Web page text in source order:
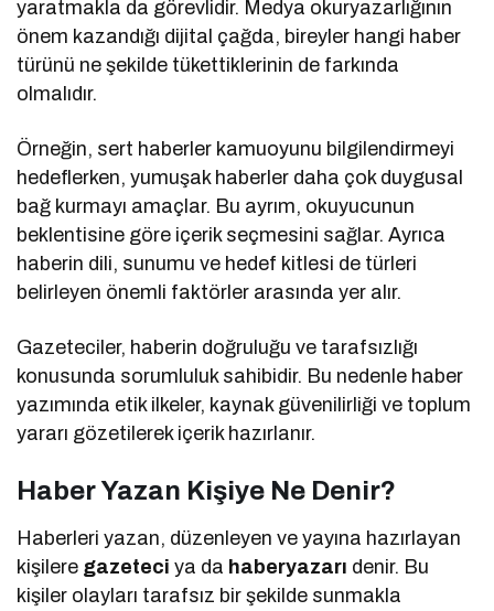
yaratmakla da görevlidir. Medya okuryazarlığının
önem kazandığı dijital çağda, bireyler hangi haber
türünü ne şekilde tükettiklerinin de farkında
olmalıdır.
Örneğin, sert haberler kamuoyunu bilgilendirmeyi
hedeflerken, yumuşak haberler daha çok duygusal
bağ kurmayı amaçlar. Bu ayrım, okuyucunun
beklentisine göre içerik seçmesini sağlar. Ayrıca
haberin dili, sunumu ve hedef kitlesi de türleri
belirleyen önemli faktörler arasında yer alır.
Gazeteciler, haberin doğruluğu ve tarafsızlığı
konusunda sorumluluk sahibidir. Bu nedenle haber
yazımında etik ilkeler, kaynak güvenilirliği ve toplum
yararı gözetilerek içerik hazırlanır.
Haber Yazan Kişiye Ne Denir?
Haberleri yazan, düzenleyen ve yayına hazırlayan
kişilere gazeteci ya da haberyazarı denir. Bu
kişiler olayları tarafsız bir şekilde sunmakla